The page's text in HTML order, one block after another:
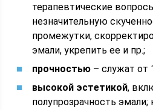
терапевтические
незначительную
промежутки,
эмали, укрепить ее и пр.;
прочностью – служат от
высокой эстетикой,
полупрозрачность